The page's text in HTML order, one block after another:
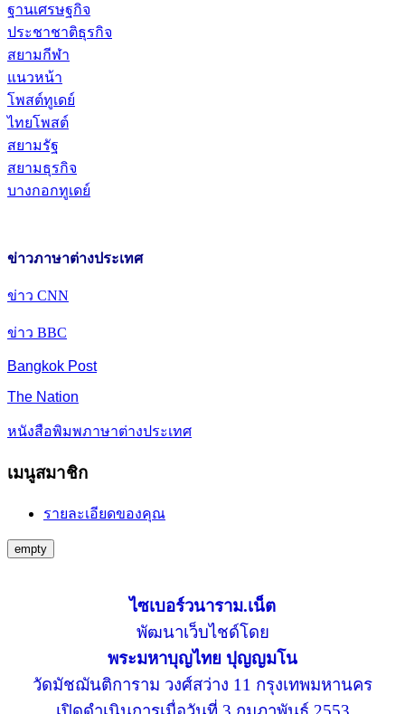
ฐานเศรษฐกิจ
ประชาชาติธุรกิจ
สยามกีฬา
แนวหน้า
โพสต์ทูเดย์
ไทยโพสต์
สยามรัฐ
สยามธุรกิจ
บางกอกทูเดย์
ข่าวภาษาต่างประเทศ
ข่าว CNN
ข่าว BBC
Bangkok Post
The Nation
หนังสือพิมพภาษาต่างประเทศ
เมนูสมาชิก
รายละเอียดของคุณ
empty
ไซเบอร์วนาราม.เน็ต
พัฒนาเว็บไชด์โดย
พระมหาบุญไทย ปุญญมโน
วัดมัชฌันติการาม วงศ์สว่าง 11 กรุงเทพมหานคร